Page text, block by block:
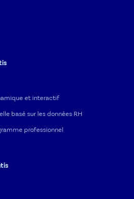
et interactif
basé sur les données RH
professionnel